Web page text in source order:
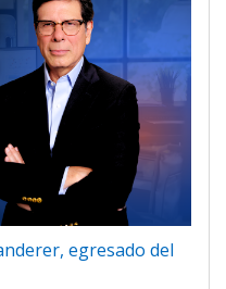
egresado del